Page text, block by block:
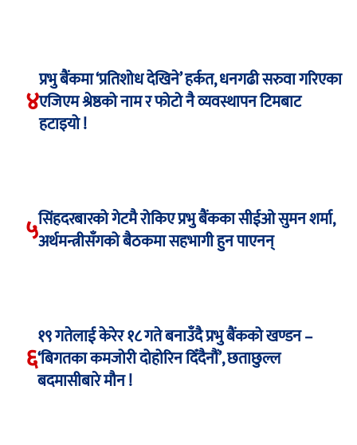
४
प्रभु बैंकमा ‘प्रतिशोध देखिने’ हर्कत, धनगढी सरुवा गरिएका
एजिएम श्रेष्ठको नाम र फोटो नै व्यवस्थापन टिमबाट
हटाइयो !
५सिंहदरबारको गेटमै रोकिए प्रभु बैंकका सीईओ सुमन शर्मा,
अर्थमन्त्रीसँगको बैठकमा सहभागी हुन पाएनन्
६
१९ गतेलाई केरेर १८ गते बनाउँदै प्रभु बैंकको खण्डन –
‘बिगतका कमजोरी दोहोरिन दिँदैनौं’, छताछुल्ल
बदमासीबारे मौन !